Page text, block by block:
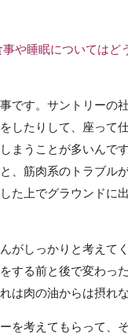
や睡眠についてはど
です。サントリーの
したりして、座って
まうことが多いんで
、筋肉系のトラブル
た上でグラウンドに
がしっかりと考えて
する前と後で変わっ
は肉の油からは摂れ
を考えてもらって、